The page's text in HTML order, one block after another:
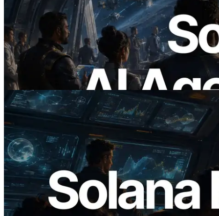
ERPC เปิดตัว Solana RPC ที่รองรับ x402
— ยุคที่ AI Agent จ่ายเงินให้ API ที่ต้องใช้
แบบ On Demand
อ่านบทความนี้
2026.05.24